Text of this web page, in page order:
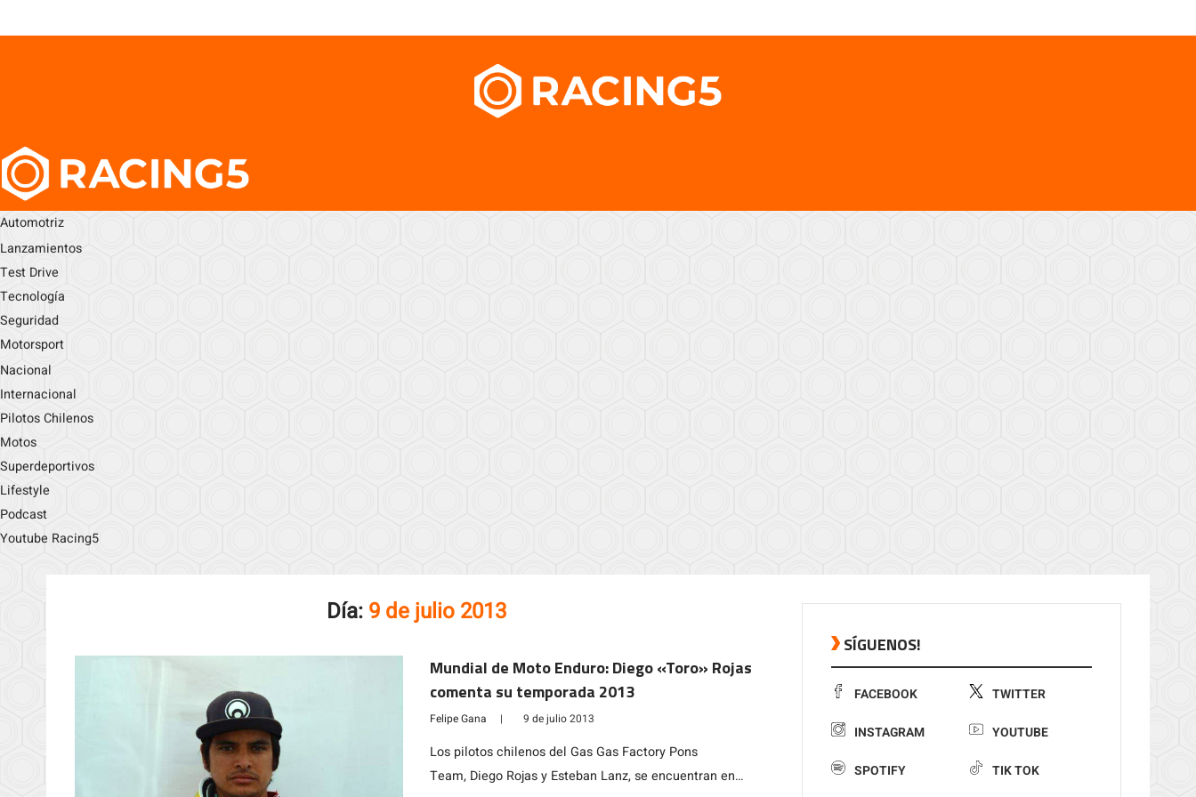
Automotriz
Lanzamientos
Test Drive
Tecnología
Seguridad
Motorsport
Nacional
Internacional
Pilotos Chilenos
Motos
Superdeportivos
Lifestyle
Podcast
Youtube Racing5
Día: 9 de julio 2013
Mundial de Moto Enduro: Diego «Toro» Rojas
comenta su temporada 2013
Felipe Gana | 9 de julio 2013
Los pilotos chilenos del Gas Gas Factory Pons
Team, Diego Rojas y Esteban Lanz, se encuentran en
SÍGUENOS!
FACEBOOK TWITTER
INSTAGRAM YOUTUBE
SPOTIFY TIK TOK